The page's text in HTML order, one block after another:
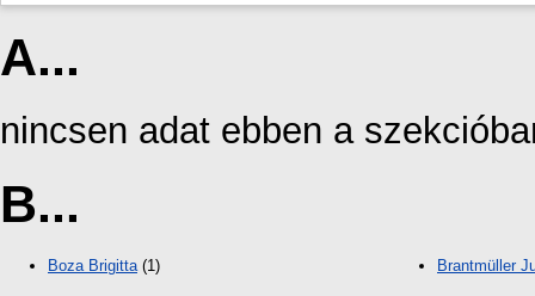
A...
nincsen adat ebben a
B...
Boza Brigitta(1) Brantmüller